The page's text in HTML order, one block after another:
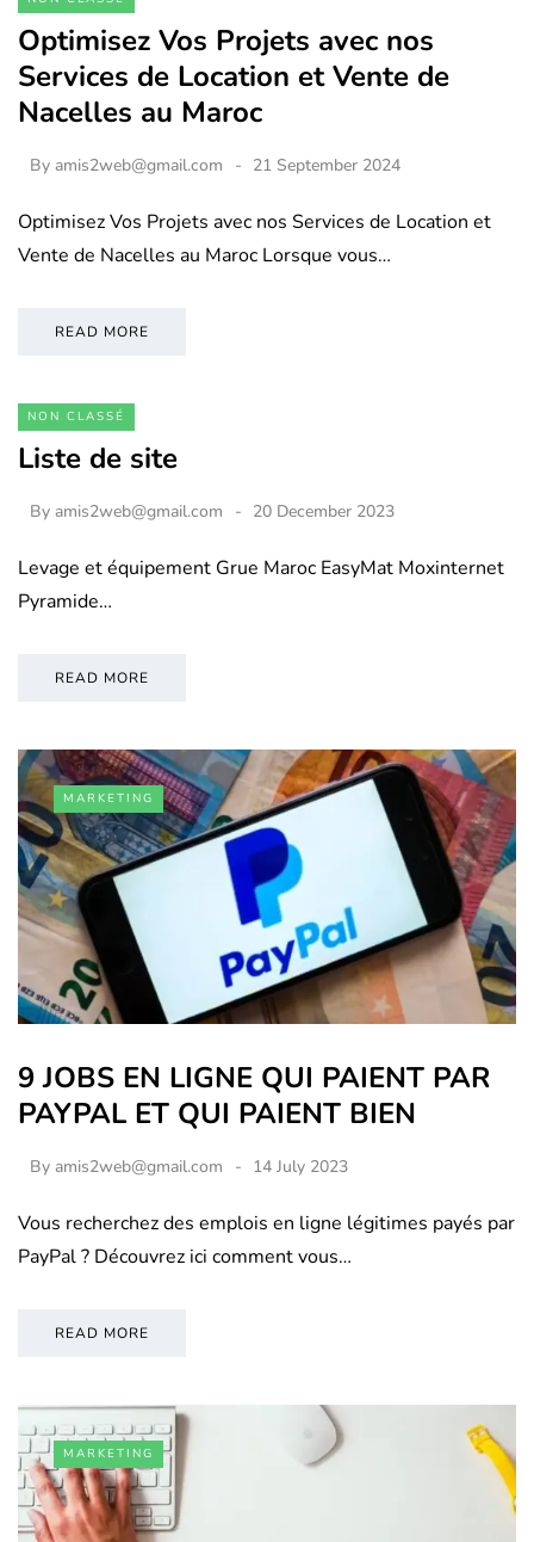
Optimisez Vos Projets avec nos
Services de Location et Vente de
Nacelles au Maroc
By amis2web@gmail.com 21 September 2024
Optimisez Vos Projets avec nos Services de Location et
Vente de Nacelles au Maroc Lorsque vous…
READ MORE
NON CLASSÉ
Liste de site
By amis2web@gmail.com 20 December 2023
Levage et équipement Grue Maroc EasyMat Moxinternet
Pyramide…
READ MORE
MARKETING
9 JOBS EN LIGNE QUI PAIENT PAR
PAYPAL ET QUI PAIENT BIEN
By amis2web@gmail.com 14 July 2023
Vous recherchez des emplois en ligne légitimes payés par
PayPal ? Découvrez ici comment vous…
READ MORE
MARKETING